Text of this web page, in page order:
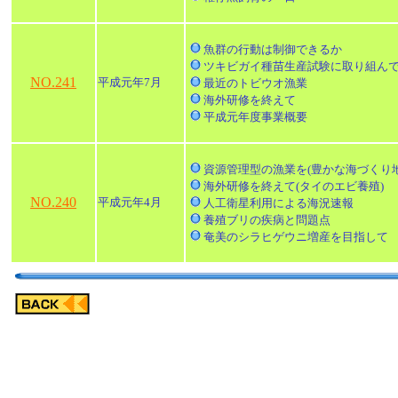
NO.241 平成元年7月
魚群の行動は制御できるか
ツキビガイ種苗生産試験に取り組ん
最近のトビウオ漁業
海外研修を終えて
平成元年度事業概要
NO.240 平成元年4月
資源管理型の漁業を(豊かな海づくり
海外研修を終えて(タイのエビ養殖)
人工衛星利用による海況速報
養殖ブリの疾病と問題点
奄美のシラヒゲウニ増産を目指して